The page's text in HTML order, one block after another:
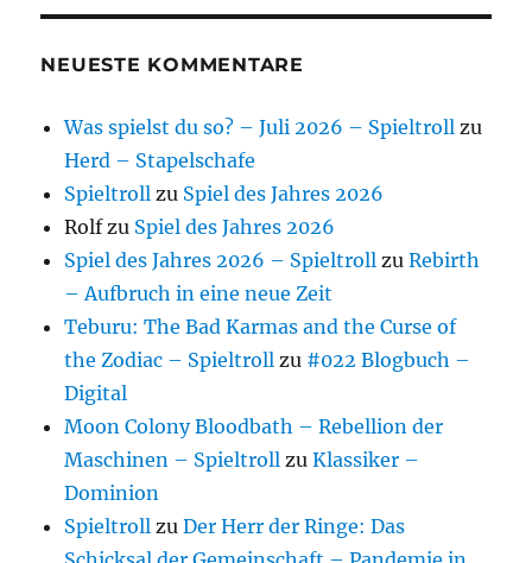
NEUESTE KOMMENTARE
Was spielst du so? – Juli 2026 – Spieltroll zu
Herd – Stapelschafe
Spieltroll zu Spiel des Jahres 2026
Rolfzu Spiel des Jahres 2026
Spiel des Jahres 2026 – Spieltroll zuRebirth
– Aufbruch in eine neue Zeit
Teburu: The Bad Karmas and the Curse of
the Zodiac – Spieltroll zu #022 Blogbuch –
Digital
Moon Colony Bloodbath – Rebellion der
Maschinen – Spieltroll zuKlassiker –
Dominion
Spieltroll zuDer Herr der Ringe: Das